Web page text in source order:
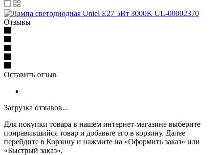
Отзывы
Оставить отзыв
Загрузка отзывов...
Для покупки товара в нашем интернет-магазине выберите
понравившийся товар и добавьте его в корзину. Далее
перейдите в Корзину и нажмите на «Оформить заказ» или
«Быстрый заказ».